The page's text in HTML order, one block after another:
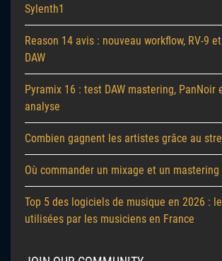
Sylenth1
Reason 14 avis : nouveau workflow, RV-9
DAW
Pyramix 16 : test DAW mastering, PanNoir
analyse
Combien gagnent les artistes grâce au
Où commander un mixage et un
Top 5 des logiciels de musique en 2026 :
utilisées par les musiciens en France